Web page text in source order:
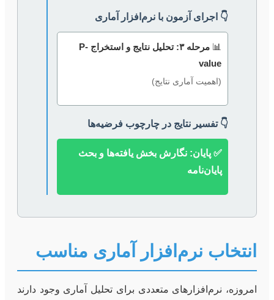
👇 اجرای آزمون با نرم‌افزار آماری
📊
مرحله ۳: تحلیل نتایج و استخراج P-
value
(اهمیت آماری نتایج)
👇 تفسیر نتایج در چارچوب فرضیه‌ها
✅ پایان: نگارش بخش یافته‌ها و بحث
پایان‌نامه
انتخاب نرم‌افزار آماری مناسب
امروزه، نرم‌افزارهای متعددی برای تحلیل آماری وجود دارند